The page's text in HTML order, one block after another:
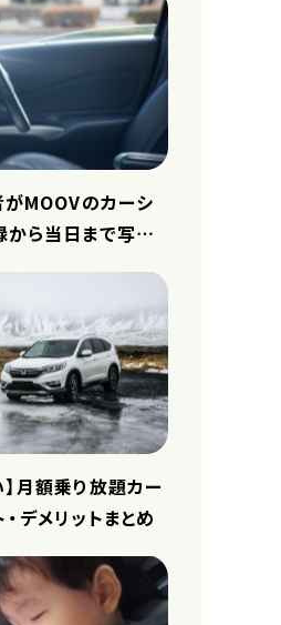
がMOOVのカーシ
から当日まで写真
】月額乗り放題カー
デメリットまとめ